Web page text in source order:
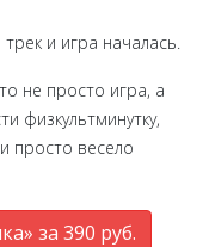
и игра началась.
не просто игра, а
физкультминутку,
просто весело
за 390 руб.